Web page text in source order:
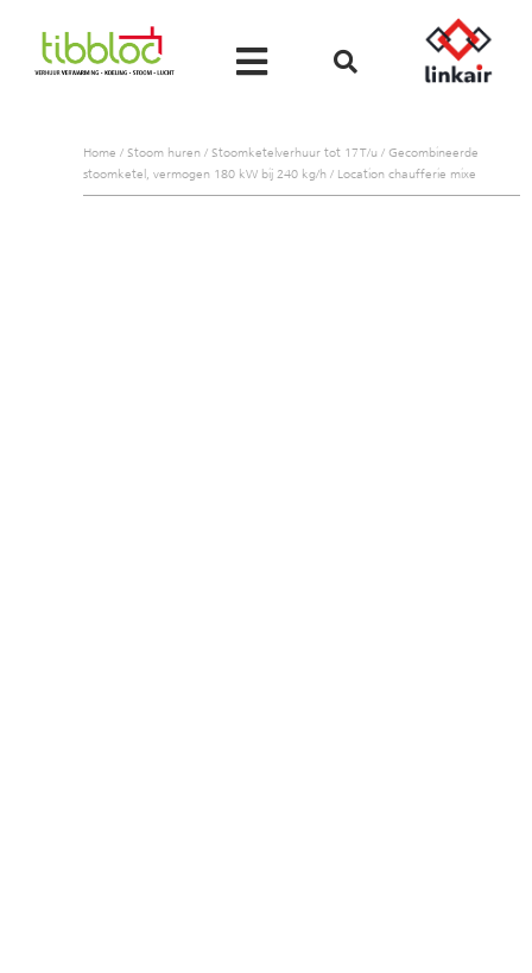
Home / Stoom huren / Stoomketelverhuur tot 17 T/u / Gecombineerde
stoomketel, vermogen 180 kW bij 240 kg/h / Location chaufferie mixe